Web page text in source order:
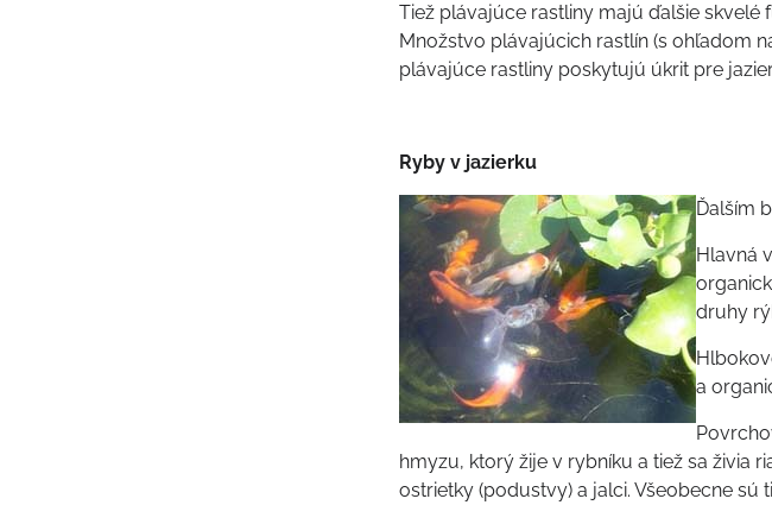
Tiež plávajúce rastliny majú ďalšie
Množstvo plávajúcich rastlín (s ohľadom
plávajúce rastliny poskytujú úkrit pre
Ryby v jazierku
Ďalším
Hlavná
druhy
a
hmyzu, ktorý žije v rybníku a tiež sa živia
ostrietky (podustvy) a jalci. Všeobecne sú